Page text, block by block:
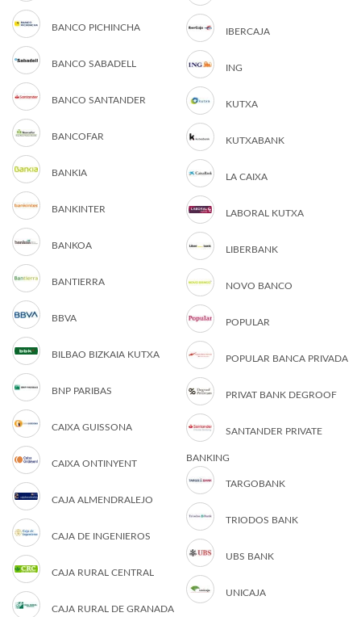
BANCO PICHINCHA
BANCO SABADELL
BANCO SANTANDER
BANCOFAR
BANKIA
BANKINTER
BANKOA
BANTIERRA
BBVA
BILBAO BIZKAIA KUTXA
BNP PARIBAS
CAIXA GUISSONA
CAIXA ONTINYENT
CAJA ALMENDRALEJO
CAJA DE INGENIEROS
CAJA RURAL CENTRAL
CAJA RURAL DE GRANADA
IBERCAJA
ING
KUTXA
KUTXABANK
LA CAIXA
LABORAL KUTXA
LIBERBANK
NOVO BANCO
POPULAR
POPULAR BANCA PRIVADA
PRIVAT BANK DEGROOF
SANTANDER PRIVATE
BANKING
TARGOBANK
TRIODOS BANK
UBS BANK
UNICAJA